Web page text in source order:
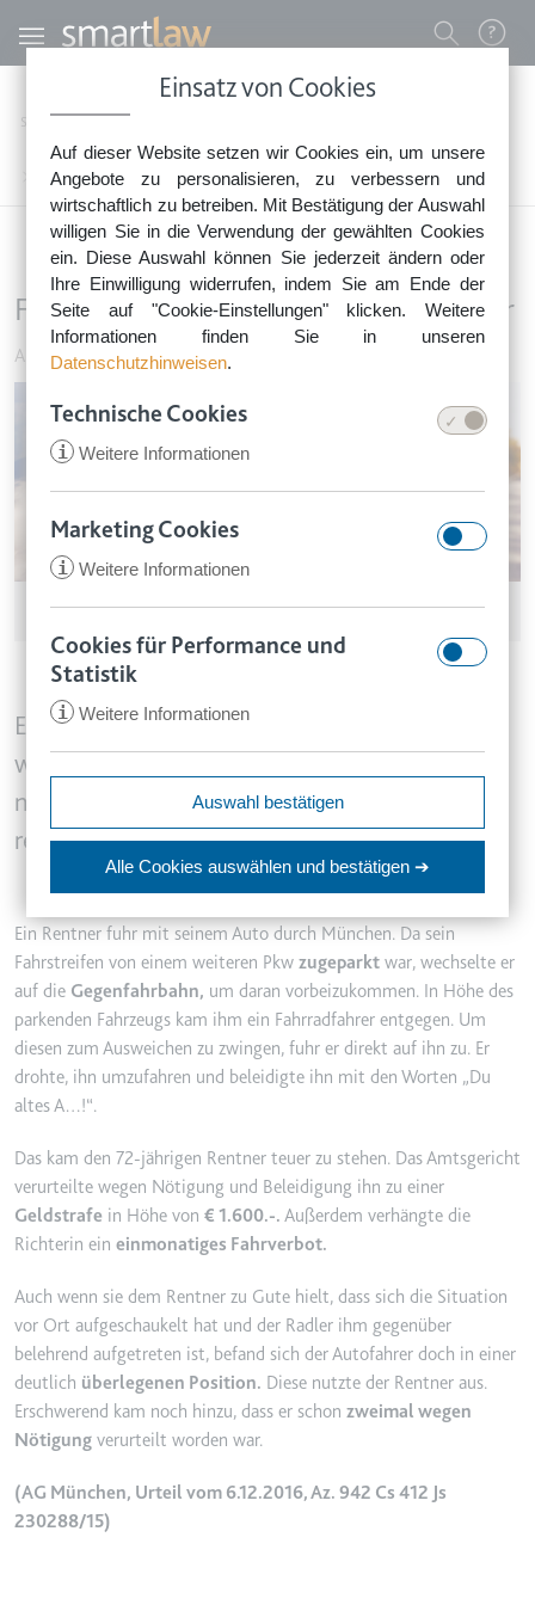
Einsatz von Cookies
Auf dieser Website setzen wir Cookies ein, um unsere
Angebote zu personalisieren, zu verbessern und
wirtschaftlich zu betreiben. Mit Bestätigung der Auswahl
willigen Sie in die Verwendung der gewählten Cookies
ein. Diese Auswahl können Sie jederzeit ändern oder
Ihre Einwilligung widerrufen, indem Sie am Ende der
Seite auf "Cookie-Einstellungen" klicken. Weitere
Informationen finden Sie in unseren
Datenschutzhinweisen.
Technische Cookies
i Weitere Informationen
CookieConsent
www.smartlaw.de
Zweck:
Speichert den Zustimmungsstatus
des Benutzers für Cookies auf der
aktuellen Domäne.
Ablauf:
1 Jahr
Marketing Cookies
i Weitere Informationen
Anbieter:
google.com
Zweck:
Anstehend
_ga
smartlaw.de
Zweck:
und das Verhalten des Besuchers
zu senden. Erfasst den Besucher
über Geräte und Marketingkanäle
Typ:
HTTP-Cookie
_ga_#
Anbieter:
smartlaw.de
Google Analytics über das Gerät
Cookies für Performance und
Statistik
i Weitere Informationen
VISITOR_INFO1_LIVE
Anbieter:
youtube.com
Zweck:
Versucht, die Benutzerbandbreite
auf Seiten mit integrierten
YouTube-Videos zu schätzen.
Typ:
HTTP-Cookie
YSC
Anbieter:
youtube.com
Zweck:
Registriert eine eindeutige ID, um
Statistiken der Videos von
YouTube, die der Benutzer
gesehen hat, zu behalten.
Ablauf:
Sitzung
Auswahl bestätigen
Alle Cookies auswählen und bestätigen ➔
Direkt zum Inhalt
0800 - 268 4 268 (kostenfrei)
Sie erreichen unser Service-Team:
Montag bis Freitag: 8-18 Uhr
Keine Rechtsberatung.
Benutzermenü
Startseite
Fahrverbot für streitsüchtigen Rentner
Fahrverbot für streitsüchtigen Rentner
Auto & Verkehr • 29. August 2017
© ArtFamily / adobe.stock.com
Ein Autofahrer, der im Straßenverkehr
wiederholt andere nötigt und beleidigt, muss
neben einer hohen Geldstrafe auch damit
rechnen, seinen Führerschein abzugeben.
Ein Rentner fuhr mit seinem Auto durch München. Da sein
Fahrstreifen von einem weiteren Pkw zugeparkt war, wechselte er
auf die Gegenfahrbahn, um daran vorbeizukommen. In Höhe des
parkenden Fahrzeugs kam ihm ein Fahrradfahrer entgegen. Um
diesen zum Ausweichen zu zwingen, fuhr er direkt auf ihn zu. Er
drohte, ihn umzufahren und beleidigte ihn mit den Worten „Du
altes A…!“.
Das kam den 72-jährigen Rentner teuer zu stehen. Das Amtsgericht
verurteilte wegen Nötigung und Beleidigung ihn zu einer
Geldstrafe in Höhe von € 1.600.-. Außerdem verhängte die
Richterin ein einmonatiges Fahrverbot.
Auch wenn sie dem Rentner zu Gute hielt, dass sich die Situation
vor Ort aufgeschaukelt hat und der Radler ihm gegenüber
belehrend aufgetreten ist, befand sich der Autofahrer doch in einer
deutlich überlegenen Position. Diese nutzte der Rentner aus.
Erschwerend kam noch hinzu, dass er schon zweimal wegen
Nötigung verurteilt worden war.
(AG München, Urteil vom 6.12.2016, Az. 942 Cs 412 Js
230288/15)